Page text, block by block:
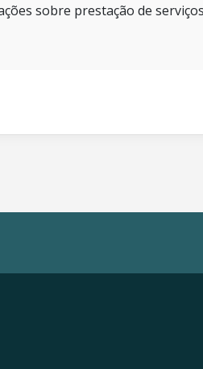
sobre prestação de serviços